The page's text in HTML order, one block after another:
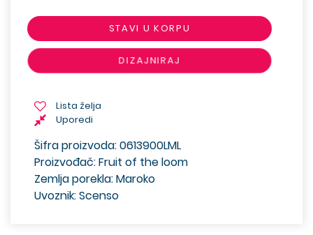
STAVI U KORPU
DIZAJNIRAJ
Lista želja
Uporedi
Šifra proizvoda: 0613900LML
Proizvođač: Fruit of the loom
Zemlja porekla: Maroko
Uvoznik: Scenso